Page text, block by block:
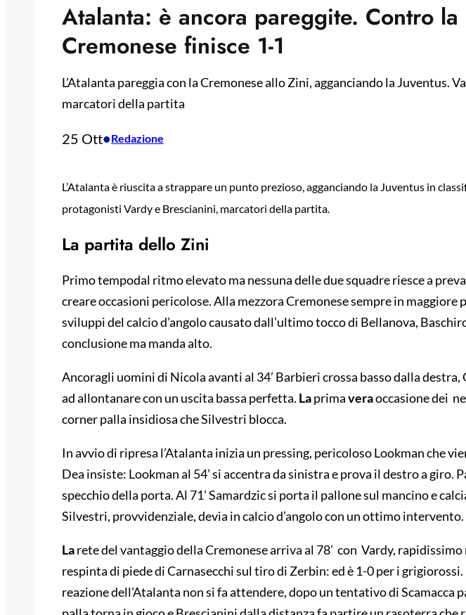
Atalanta: è ancora pareggite. Contro la
Cremonese finisce 1-1
L’Atalanta pareggia con la Cremonese allo Zini, agganciando la Juventus.
marcatori della partita
25 Ott•Redazione
L’Atalanta è riuscita a strappare un punto prezioso, agganciando la Juventus in
protagonisti Vardy e Brescianini, marcatori della partita.
La partita dello Zini
Primo tempodal ritmo elevato ma nessuna delle due squadre riesce a
creare occasioni pericolose. Alla mezzora Cremonese sempre in maggiore
sviluppi del calcio d’angolo causato dall’ultimo tocco di Bellanova,
conclusione ma manda alto.
Ancoragli uomini di Nicola avanti al 34’ Barbieri crossa basso dalla destra,
ad allontanare con un uscita bassa perfetta. Laprimaveraoccasione dei
corner palla insidiosa che Silvestri blocca.
In avvio di ripresa l’Atalanta inizia un pressing, pericoloso Lookman che
Dea insiste: Lookman al 54’ si accentra da sinistra e prova il destro a giro.
specchio della porta. Al 71’ Samardzic si porta il pallone sul mancino e
Silvestri, provvidenziale, devia in calcio d’angolo con un ottimo intervento.
Larete del vantaggio della Cremonese arriva al 78’ con Vardy,
respinta di piede di Carnasecchi sul tiro di Zerbin: ed è 1-0 per i grigiorossi.
reazione dell’Atalanta non si fa attendere, dopo un tentativo di Scamacca